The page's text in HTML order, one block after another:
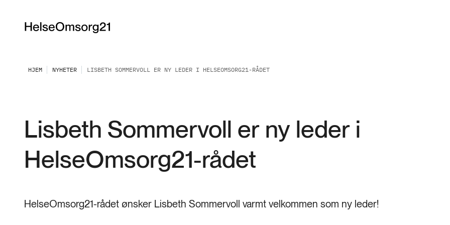
HJEM NYHETER LISBETH SOMMERVOLL ER NY LEDER I HELSEOMSORG21-RÅDET
Lisbeth Sommervoll er ny leder i
HelseOmsorg21-rådet
HelseOmsorg21-rådet ønsker Lisbeth Sommervoll varmt velkommen som ny leder!